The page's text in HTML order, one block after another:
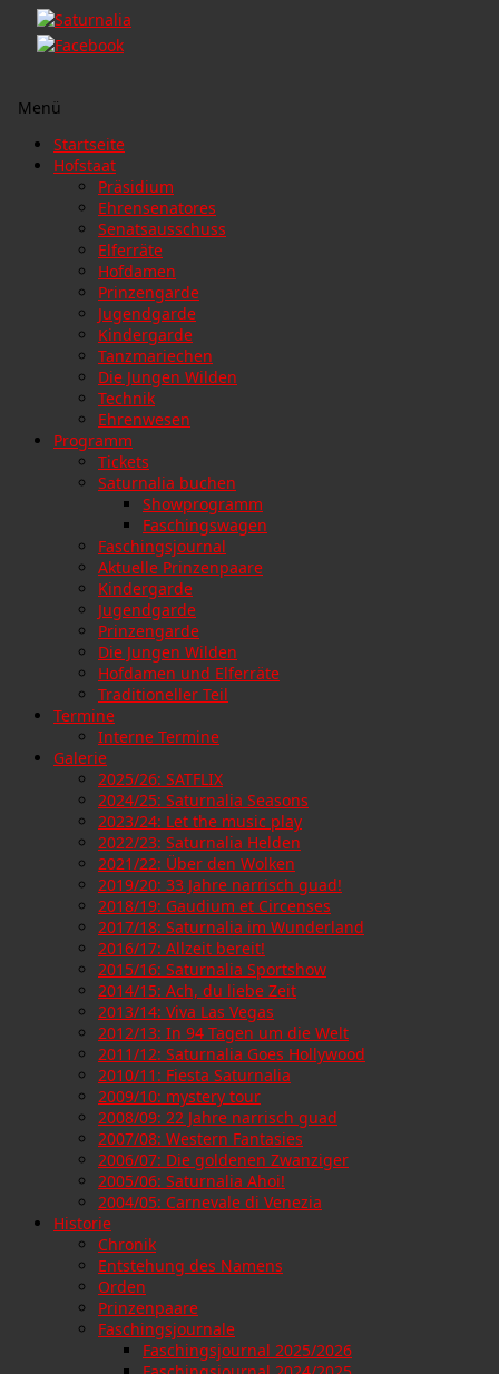
Menü
Zum
Inhalt
Startseite
Hofstaat
Präsidium
Ehrensenatores
Senatsausschuss
Elferräte
Hofdamen
Prinzengarde
Jugendgarde
Kindergarde
Tanzmariechen
Die Jungen Wilden
Technik
Ehrenwesen
Programm
Tickets
Saturnalia buchen
Showprogramm
Faschingswagen
Faschingsjournal
Aktuelle Prinzenpaare
Kindergarde
Jugendgarde
Prinzengarde
Die Jungen Wilden
Hofdamen und Elferräte
Traditioneller Teil
Termine
Interne Termine
Galerie
2025/26: SATFLIX
2024/25: Saturnalia Seasons
2023/24: Let the music play
2022/23: Saturnalia Helden
2021/22: Über den Wolken
2019/20: 33 Jahre narrisch guad!
2018/19: Gaudium et Circenses
2017/18: Saturnalia im Wunderland
2016/17: Allzeit bereit!
2015/16: Saturnalia Sportshow
2014/15: Ach, du liebe Zeit
2013/14: Viva Las Vegas
2012/13: In 94 Tagen um die Welt
2011/12: Saturnalia Goes Hollywood
2010/11: Fiesta Saturnalia
2009/10: mystery tour
2008/09: 22 Jahre narrisch guad
2007/08: Western Fantasies
2006/07: Die goldenen Zwanziger
2005/06: Saturnalia Ahoi!
2004/05: Carnevale di Venezia
Historie
Chronik
Entstehung des Namens
Orden
Prinzenpaare
Faschingsjournale
Faschingsjournal 2025/2026